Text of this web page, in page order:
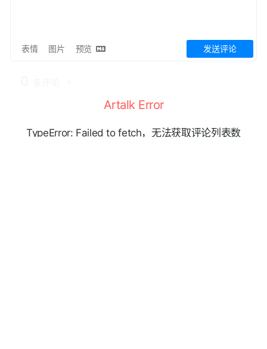
表情 图片 预览 发送评论
「此时无声胜有声」
Artalk Error
TypeError: Failed to fetch，无法获取评论列表数